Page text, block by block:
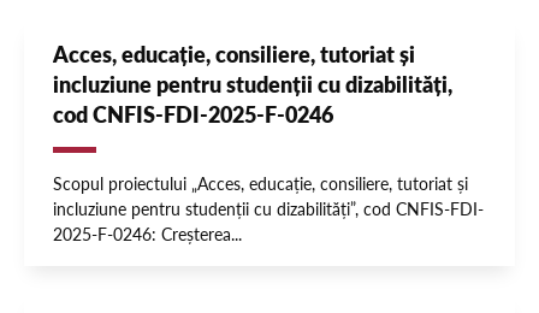
Acces, educație, consiliere, tutoriat și
incluziune pentru studenții cu dizabilități,
cod CNFIS-FDI-2025-F-0246
Scopul proiectului „Acces, educație, consiliere, tutoriat și
incluziune pentru studenții cu dizabilități”, cod CNFIS-FDI-
2025-F-0246: Creșterea...